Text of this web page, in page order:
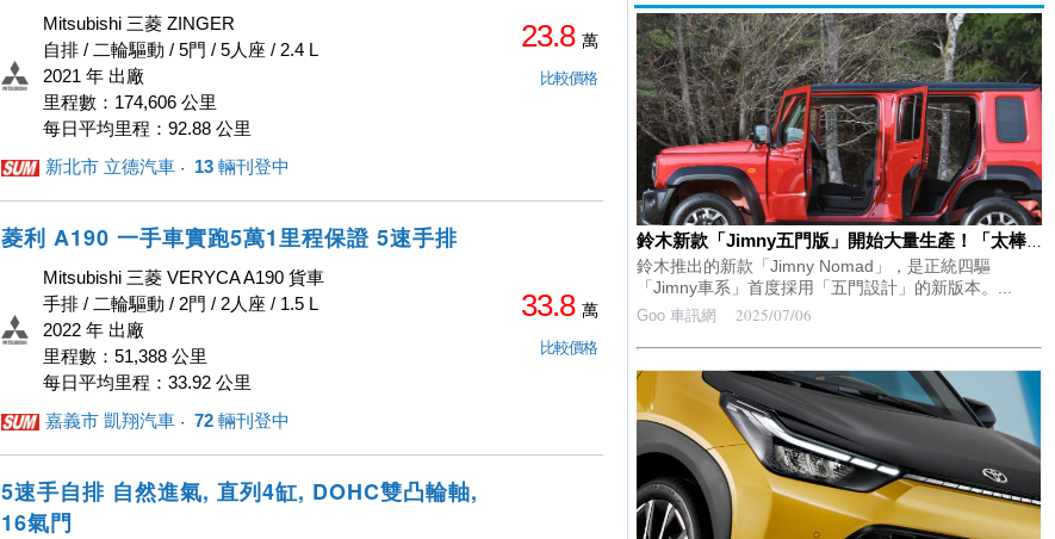
Mitsubishi 三菱 ZINGER
自排 / 二輪驅動 / 5門 / 5人座 / 2.4 L
2021 年 出廠
里程數：174,606 公里
每日平均里程：92.88 公里
新北市 立德汽車 · ‎ 13 輛刊登中
23.8 萬
比較價格
菱利 A190 一手車實跑5萬1里程保證 5速手排
Mitsubishi 三菱 VERYCA A190 貨車
手排 / 二輪驅動 / 2門 / 2人座 / 1.5 L
2022 年 出廠
里程數：51,388 公里
每日平均里程：33.92 公里
嘉義市 凱翔汽車 · ‎ 72 輛刊登中
33.8 萬
比較價格
5速手自排 自然進氣, 直列4缸, DOHC雙凸輪軸,
16氣門
鈴木新款「Jimny五門版」開始大量生產！「太棒了！」「交車趕快來啊！」熱烈回響不斷！超高人氣導致「立刻停售接單」的新車「Nomad」有望提前恢復接單！
鈴木推出的新款「Jimny Nomad」，是正統四驅
「Jimny車系」首度採用「五門設計」的新版本。...
Goo 車訊網 2025/07/06